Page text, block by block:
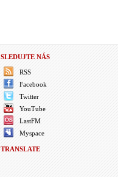
SLEDUJTE NÁS
RSS
Facebook
Twitter
YouTube
LastFM
Myspace
TRANSLATE